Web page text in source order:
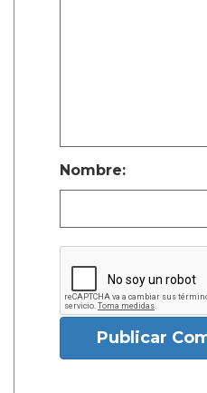
Nombre:
Publicar